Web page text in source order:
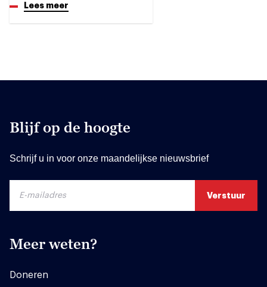
Lees meer
Blijf op de hoogte
Schrijf u in voor onze maandelijkse nieuwsbrief
Meer weten?
Doneren